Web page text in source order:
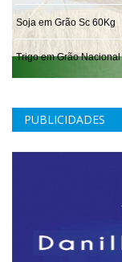
PUBLICIDADES